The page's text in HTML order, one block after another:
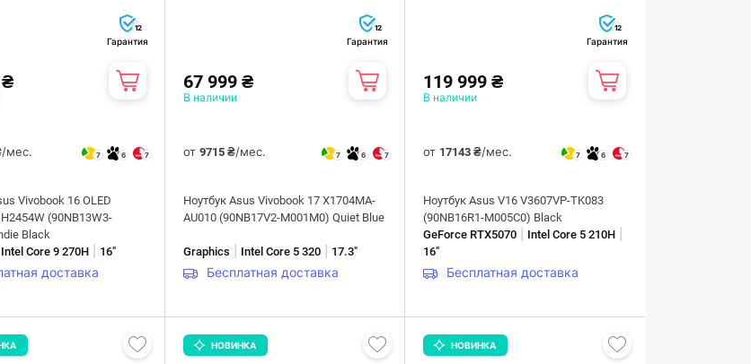
12
Гарантия
/мес. 7 6 7
Vivobook 16 OLED
(90NB13W3-
Black
Intel Core 9 270H 16"
доставка
12
Гарантия
67 999 ₴
В наличии
от9715 ₴/мес. 7 6 7
Ноутбук Asus Vivobook 17 X1704MA-
AU010 (90NB17V2-M001M0) Quiet Blue
Graphics Intel Core 5 320 17.3"
Бесплатная доставка
12
Гарантия
119 999 ₴
В наличии
от 17143 ₴/мес. 7 6 7
Ноутбук Asus V16 V3607VP-TK083
(90NB16R1-M005C0) Black
GeForce RTX5070
Intel Core 5 210H
16"
Бесплатная доставка
НОВИНКА НОВИНКА